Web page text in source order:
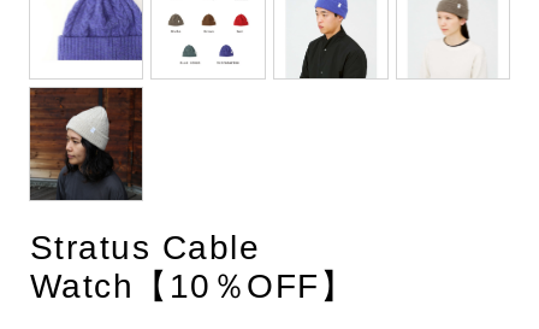
Stratus Cable
Watch【10％OFF】